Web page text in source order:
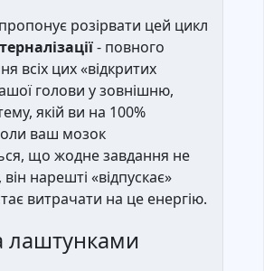
розірвати цей цикл
- повного
всіх цих «відкритих
голови у зовнішню,
якій ви на 100%
ваш мозок
що жодне завдання не
нарешті «відпускає»
витрачати на це енергію.
лаштунками